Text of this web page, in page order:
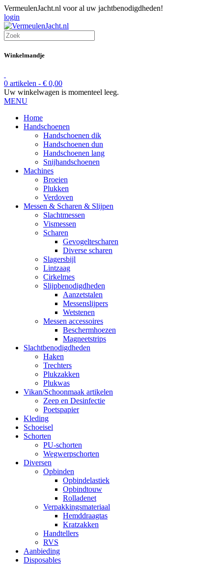
VermeulenJacht.nl voor al uw jachtbenodigdheden!
login
Winkelmandje
0 artikelen - € 0,00
Uw winkelwagen is momenteel leeg.
MENU
Home
Handschoenen
Handschoenen dik
Handschoenen dun
Handschoenen lang
Snijhandschoenen
Machines
Broeien
Plukken
Verdoven
Messen & Scharen & Slijpen
Slachtmessen
Vismessen
Scharen
Gevogeltescharen
Diverse scharen
Slagersbijl
Lintzaag
Cirkelmes
Slijpbenodigdheden
Aanzetstalen
Messenslijpers
Wetstenen
Messen accessoires
Beschermhoezen
Magneetstrips
Slachtbenodigdheden
Haken
Trechters
Plukzakken
Plukwas
Vikan/Schoonmaak artikelen
Zeep en Desinfectie
Poetspapier
Kleding
Schoeisel
Schorten
PU-schorten
Wegwerpschorten
Diversen
Opbinden
Opbindelastiek
Opbindtouw
Rolladenet
Verpakkingsmateriaal
Hemddraagtas
Kratzakken
Handtellers
RVS
Aanbieding
Disposables